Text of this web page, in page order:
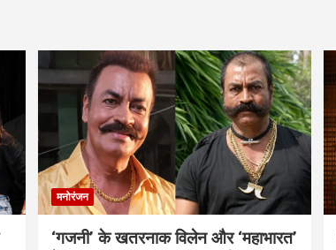
मनोरंजन
‘गजनी’ के खतरनाक विलेन और ‘महाभारत’